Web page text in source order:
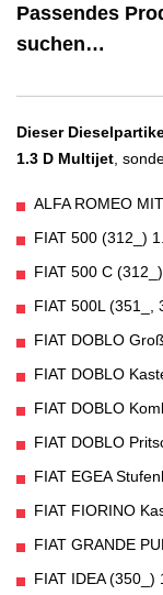
Passendes
suchen…
Dieser
1.3 D Multijet ,
ALFA ROMEO
FIAT 500 (312_)
FIAT 500 C
FIAT 500L (351_,
FIAT DOBLO
FIAT DOBLO
FIAT DOBLO
FIAT DOBLO
FIAT EGEA
FIAT FIORINO
FIAT GRANDE
FIAT IDEA (350_)